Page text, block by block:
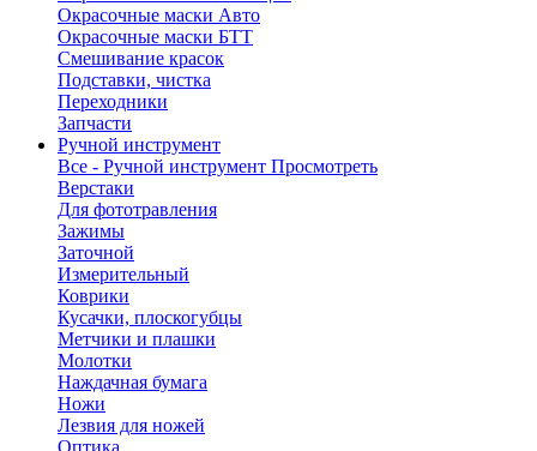
Окрасочные маски Авто
Окрасочные маски БТТ
Смешивание красок
Подставки, чистка
Переходники
Запчасти
Ручной инструмент
Все - Ручной инструмент Просмотреть
Верстаки
Для фототравления
Зажимы
Заточной
Измерительный
Коврики
Кусачки, плоскогубцы
Метчики и плашки
Молотки
Наждачная бумага
Ножи
Лезвия для ножей
Оптика